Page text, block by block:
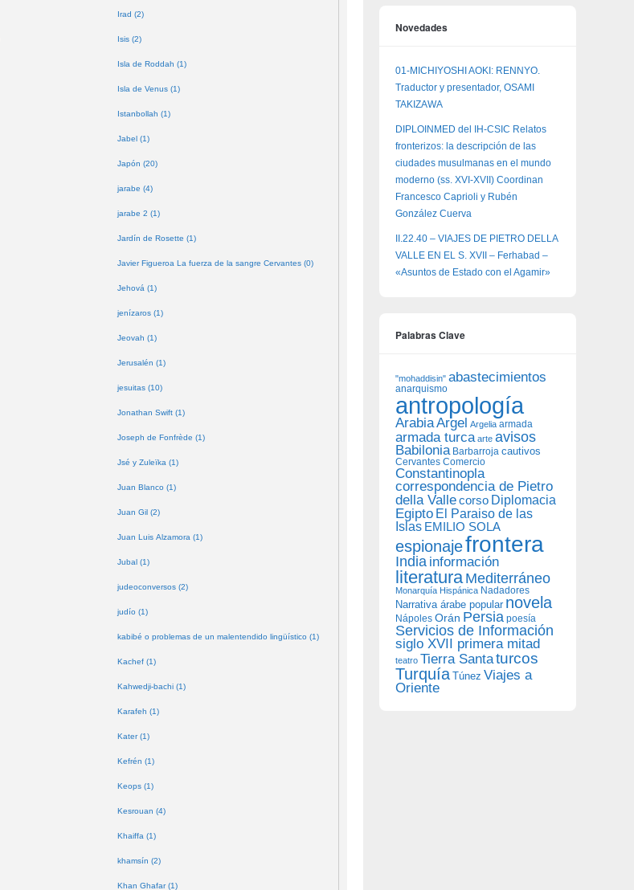
Irad (2)
Isis (2)
Isla de Roddah (1)
Isla de Venus (1)
Istanbollah (1)
Jabel (1)
Japón (20)
jarabe (4)
jarabe 2 (1)
Jardín de Rosette (1)
Javier Figueroa La fuerza de la sangre Cervantes (0)
Jehová (1)
jenízaros (1)
Jeovah (1)
Jerusalén (1)
jesuitas (10)
Jonathan Swift (1)
Joseph de Fonfrède (1)
Jsé y Zuleïka (1)
Juan Blanco (1)
Juan Gil (2)
Juan Luis Alzamora (1)
Jubal (1)
judeoconversos (2)
judío (1)
kabibé o problemas de un malentendido lingüístico (1)
Kachef (1)
Kahwedji-bachi (1)
Karafeh (1)
Kater (1)
Kefrén (1)
Keops (1)
Kesrouan (4)
Khaiffa (1)
khamsín (2)
Khan Ghafar (1)
Novedades
01-MICHIYOSHI AOKI: RENNYO.
Traductor y presentador, OSAMI
TAKIZAWA
DIPLOINMED del IH-CSIC Relatos
fronterizos: la descripción de las
ciudades musulmanas en el mundo
moderno (ss. XVI-XVII) Coordinan
Francesco Caprioli y Rubén
González Cuerva
II.22.40 – VIAJES DE PIETRO DELLA
VALLE EN EL S. XVII – Ferhabad –
«Asuntos de Estado con el Agamir»
Palabras Clave
"mohaddisin" abastecimientos
anarquismo
antropología
ArabiaArgel Argelia armada
armada turca arte avisos
Babilonia Barbarroja cautivos
Cervantes Comercio
Constantinopla
correspondencia de Pietro
della Vallecorso Diplomacia
Egipto El Paraiso de las
Islas EMILIO SOLA
espionajefrontera
India información
literatura Mediterráneo
Monarquía Hispánica Nadadores
Narrativa árabe popular novela
Nápoles Orán Persia poesía
Servicios de Información
siglo XVII primera mitad
teatro Tierra Santaturcos
Turquía Túnez Viajes a
Oriente